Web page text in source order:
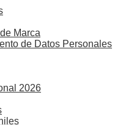
Marca
de Datos Personales
2026